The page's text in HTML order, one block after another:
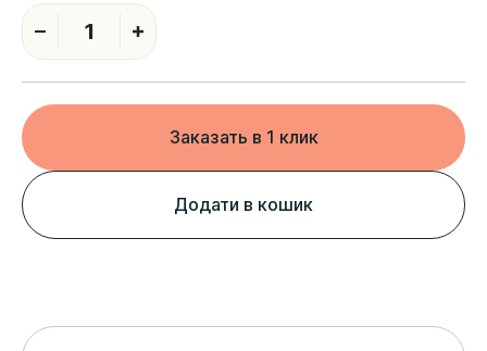
1
Заказать в 1 клик
Додати в кошик